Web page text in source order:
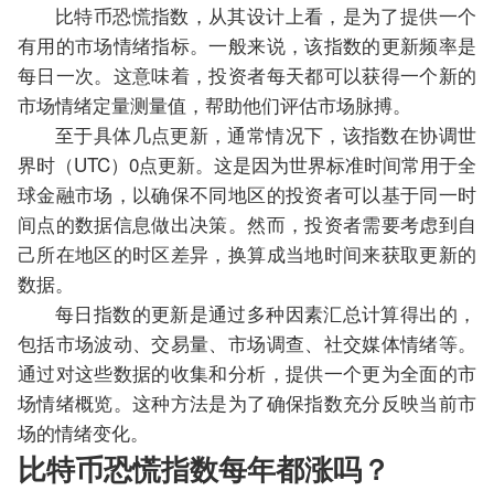
比特币恐慌指数，从其设计上看，是为了提供一个
有用的市场情绪指标。一般来说，该指数的更新频率是
每日一次。这意味着，投资者每天都可以获得一个新的
市场情绪定量测量值，帮助他们评估市场脉搏。
至于具体几点更新，通常情况下，该指数在协调世
界时（UTC）0点更新。这是因为世界标准时间常用于全
球金融市场，以确保不同地区的投资者可以基于同一时
间点的数据信息做出决策。然而，投资者需要考虑到自
己所在地区的时区差异，换算成当地时间来获取更新的
数据。
每日指数的更新是通过多种因素汇总计算得出的，
包括市场波动、交易量、市场调查、社交媒体情绪等。
通过对这些数据的收集和分析，提供一个更为全面的市
场情绪概览。这种方法是为了确保指数充分反映当前市
场的情绪变化。
比特币恐慌指数每年都涨吗？